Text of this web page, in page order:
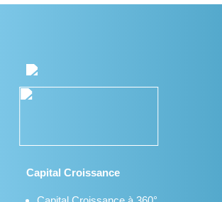
Capital Croissance